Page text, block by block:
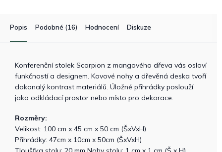
Popis Podobné (16) Hodnocení Diskuze
Konferenční stolek Scorpion z mangového dřeva vás osloví
funkčností a designem. Kovové nohy a dřevěná deska tvoří
dokonalý kontrast materiálů. Úložné přihrádky poslouží
jako odkládací prostor nebo místo pro dekorace.
Rozměry:
Velikost: 100 cm x 45 cm x 50 cm (ŠxVxH)
Přihrádky: 47cm x 10cm x 50cm (ŠxVxH)